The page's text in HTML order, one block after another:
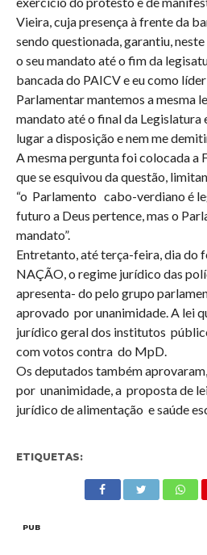
Vieira, cuja presença à frente da
sendo questionada, garantiu,
o seu mandato até o fim da
bancada do PAICV e eu como
Parlamentar mantemos a mesma
mandato até o final da Legislatura
lugar a disposição e nem me
A mesma pergunta foi colocada a
que se esquivou da questão,
“o Parlamento cabo-verdiano é
futuro a Deus pertence, mas o
mandato”.
Entretanto, até terça-feira, dia do
NAÇÃO, o regime jurídico das
apresenta- do pelo grupo
aprovado por unanimidade. A lei
jurídico geral dos institutos
com votos contra do MpD.
Os deputados também
por unanimidade, a proposta de
jurídico de alimentação e saúde
ETIQUETAS:
PUB